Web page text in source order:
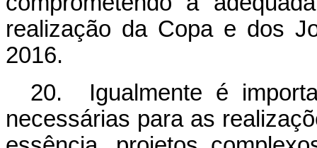
realização da Copa e dos
2016.
20. Igualmente é
necessárias para as